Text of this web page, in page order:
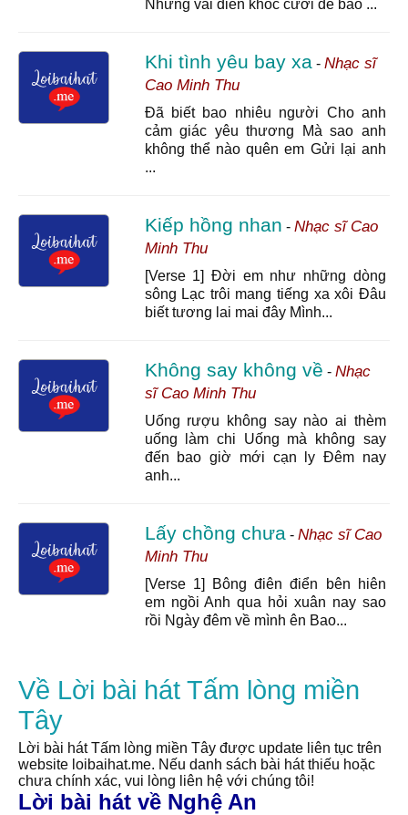
Những vai diễn khóc cười để bao ...
Khi tình yêu bay xa- Nhạc sĩ
Cao Minh Thu
Đã biết bao nhiêu người Cho anh
cảm giác yêu thương Mà sao anh
không thể nào quên em Gửi lại anh
...
Kiếp hồng nhan - Nhạc sĩ Cao
Minh Thu
[Verse 1] Đời em như những dòng
sông Lạc trôi mang tiếng xa xôi Đâu
biết tương lai mai đây Mình...
Không say không về - Nhạc
sĩ Cao Minh Thu
Uống rượu không say nào ai thèm
uống làm chi Uống mà không say
đến bao giờ mới cạn ly Đêm nay
anh...
Lấy chồng chưa- Nhạc sĩ Cao
Minh Thu
[Verse 1] Bông điên điển bên hiên
em ngồi Anh qua hỏi xuân nay sao
rồi Ngày đêm về mình ên Bao...
Về Lời bài hát Tấm lòng miền
Tây
Lời bài hát Tấm lòng miền Tây được update liên tục trên
website loibaihat.me. Nếu danh sách bài hát thiếu hoặc
chưa chính xác, vui lòng liên hệ với chúng tôi!
Lời bài hát về Nghệ An